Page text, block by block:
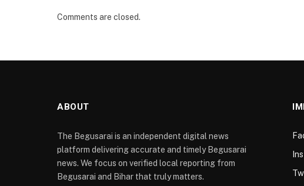
Comments are closed.
ABOUT
The Begusarai is an independent digital news
platform delivering accurate and timely Begusarai
news. We focus on verified local reporting from
Begusarai and Bihar that truly matters.